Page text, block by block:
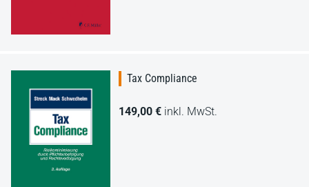
Tax Compliance
149,00 € inkl. MwSt.